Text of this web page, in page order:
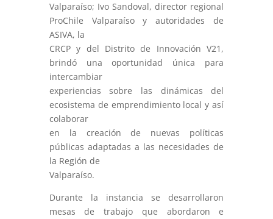
Valparaíso; Ivo Sandoval, director regional
ProChile Valparaíso y autoridades de
ASIVA, la
CRCP y del Distrito de Innovación V21,
brindó una oportunidad única para
intercambiar
experiencias sobre las dinámicas del
ecosistema de emprendimiento local y así
colaborar
en la creación de nuevas políticas
públicas adaptadas a las necesidades de
la Región de
Valparaíso.
Durante la instancia se desarrollaron
mesas de trabajo que abordaron e